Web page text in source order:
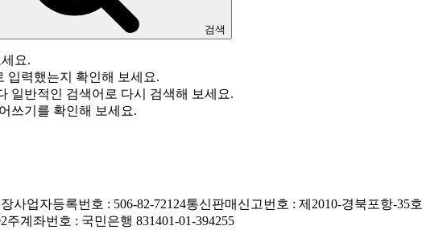
검색
요.
입력했는지 확인해 보세요.
일반적인 검색어로 다시 검색해 보세요.
쓰기를 확인해 보세요.
사업자등록번호 : 506-82-72124통신판매신고번호 : 제2010-경북포항-35호
주계좌번호 : 국민은행 831401-01-394255